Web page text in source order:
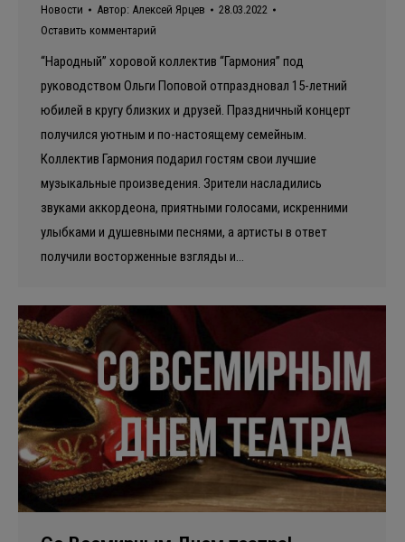
Новости Автор: Алексей Ярцев
28.03.2022
Оставить комментарий
“Народный” хоровой коллектив “Гармония” под
руководством Ольги Поповой отпраздновал 15-летний
юбилей в кругу близких и друзей. Праздничный концерт
получился уютным и по-настоящему семейным.
Коллектив Гармония подарил гостям свои лучшие
музыкальные произведения. Зрители насладились
звуками аккордеона, приятными голосами, искренними
улыбками и душевными песнями, а артисты в ответ
получили восторженные взгляды и…